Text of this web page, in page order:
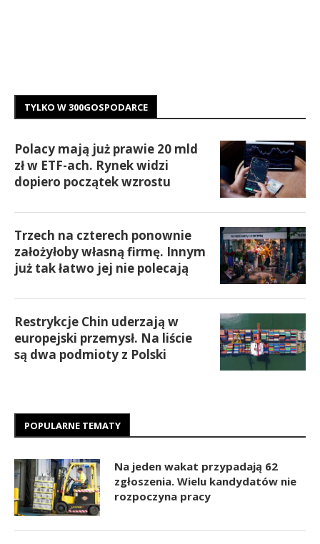
TYLKO W 300GOSPODARCE
Polacy mają już prawie 20 mld
zł w ETF-ach. Rynek widzi
dopiero początek wzrostu
Trzech na czterech ponownie
założyłoby własną firmę. Innym
już tak łatwo jej nie polecają
Restrykcje Chin uderzają w
europejski przemysł. Na liście
są dwa podmioty z Polski
POPULARNE TEMATY
Na jeden wakat przypadają 62
zgłoszenia. Wielu kandydatów nie
rozpoczyna pracy